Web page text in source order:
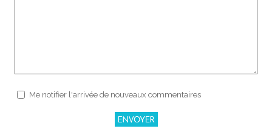
Me notifier l'arrivée de nouveaux commentaires